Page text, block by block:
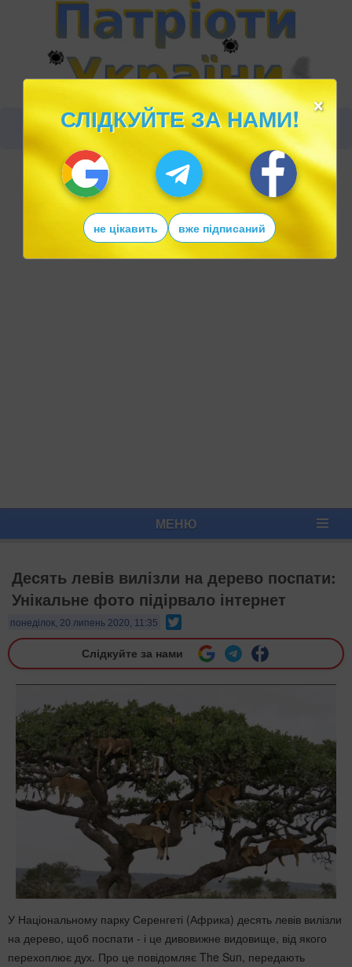
МЕНЮ
Десять левів вилізли на дерево поспати:
Унікальне фото підірвало інтернет
понеділок, 20 липень 2020, 11:35
Слідкуйте за нами
У Національному парку Серенгеті (Африка) десять левів вилізли
на дерево, щоб поспати - і це дивовижне видовище, від якого
перехоплює дух. Про це повідомляє The Sun, передають
×
СЛІДКУЙТЕ ЗА НАМИ!
не цікавить вже підписаний